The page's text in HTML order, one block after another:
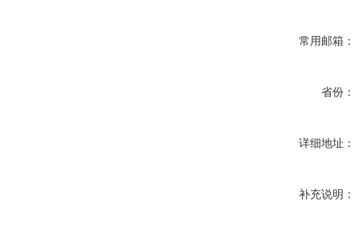
常用邮箱：
省份：
详细地址：
补充说明：